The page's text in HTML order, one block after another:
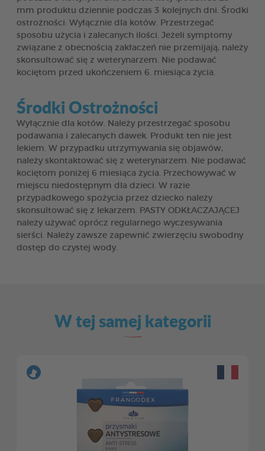
mm produktu dziennie podczas 3 kolejnych dni. Środki
ostrożności: Wyłącznie dla kotów. Przestrzegać
sposobu użycia i zalecanych ilości. Jeżeli symptomy
związane z obecnością zakłaczeń nie przemijają, należy
skonsultować się z weterynarzem. Nie podawać
kociętom przed ukończeniem 6. miesiąca życia.
Środki Ostrożności
Wyłącznie dla kotów. Należy przestrzegać sposobu
podawania i zalecanych dawek. Produkt ten nie jest
lekiem. W przypadku utrzymywania się objawów,
należy skontaktować się z weterynarzem. Nie podawać
kociętom poniżej 6 miesiąca życia. Przechowywać w
miejscu niedostępnym dla dzieci. W razie
przypadkowego spożycia przez dziecko należy
skonsultować się z lekarzem. PASTY ODKŁACZAJĄCEJ
należy używać oprócz regularnego wyczesywania
sierści. Należy zawsze zapewnić zwierzęciu swobodny
dostęp do czystej wody.
W tej samej kategorii